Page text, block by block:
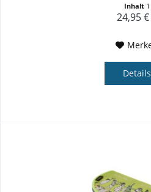
Inhalt 1
24,95
Details